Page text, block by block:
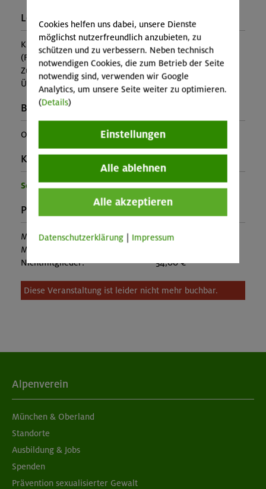
Leistung:
Kursleitung, Ausrüstung
(Falls nicht in den Leistungen inbegriffen, fallen
Zusatzkosten für z.B. An- und Abreise, Verpflegung,
Übernachtung oder Skipass an.)
Buchungscode:
OL-25-0950
Kontakt Veranstalter:
Sektion Oberland
Preise:
Mitglieder:
30,00 €
Mitglieder anderer Sektion:
Nichtmitglieder:
54,00 €
Diese Veranstaltung ist leider nicht mehr buchbar.
Alpenverein
München & Oberland
Standorte
Ausbildung & Jobs
Spenden
Prävention sexualisierter Gewalt
Cookies helfen uns dabei, unsere Dienste
möglichst nutzerfreundlich anzubieten, zu
schützen und zu verbessern. Neben technisch
notwendigen Cookies, die zum Betrieb der Seite
notwendig sind, verwenden wir Google
Analytics, um unsere Seite weiter zu optimieren.
(Details)
Einstellungen
Alle ablehnen
Alle akzeptieren
Datenschutzerklärung Impressum